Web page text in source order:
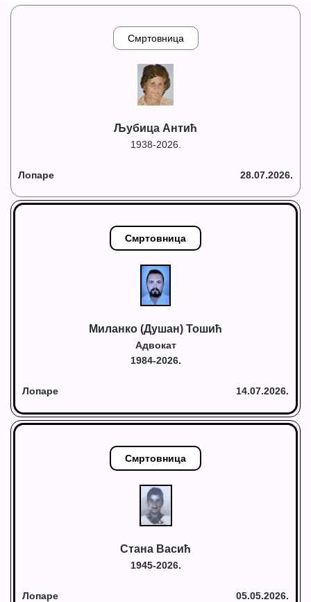
Смртовница
Љубица Антић
1938-2026.
Лопаре 28.07.2026.
Смртовница
Миланко (Душан) Тошић
Адвокат
1984-2026.
Лопаре 14.07.2026.
Смртовница
Стана Васић
1945-2026.
Лопаре 05.05.2026.